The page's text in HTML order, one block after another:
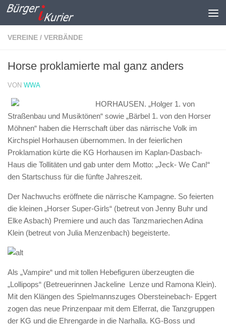
Zum Inhalt springen
VEREINE / VERBÄNDE
Horse proklamierte mal ganz anders
VON WWA
HORHAUSEN. „Holger 1. von
Straßenbau und Musiktönen“ sowie „Bärbel 1. von den Horser
Möhnen“ haben die Herrschaft über das närrische Volk im
Kirchspiel Horhausen übernommen. In der feierlichen
Proklamation kürte die KG Horhausen im Kaplan-Dasbach-
Haus die Tollitäten und gab unter dem Motto: „Jeck- We Can!“
den Startschuss für die fünfte Jahreszeit.
Der Nachwuchs eröffnete die närrische Kampagne. So feierten
die kleinen „Horser Super-Girls“ (betreut von Jenny Buhr und
Elke Asbach) Premiere und auch das Tanzmariechen Adina
Klein (betreut von Julia Menzenbach) begeisterte.
Als „Vampire“ und mit tollen Hebefiguren überzeugten die
„Lollipops“ (Betreuerinnen Jackeline Lenze und Ramona Klein).
Mit den Klängen des Spielmannszuges Obersteinebach- Epgert
zogen das neue Prinzenpaar mit dem Elferrat, die Tanzgruppen
der KG und die Ehrengarde in die Narhalla. KG-Boss und